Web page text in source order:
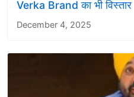
Verka Brand का भी विस्तार
December 4, 2025